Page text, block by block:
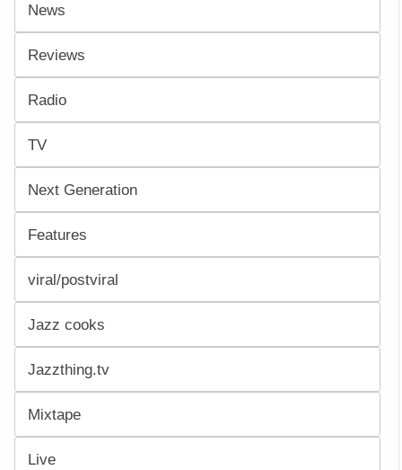
News
Reviews
Radio
TV
Next Generation
Features
viral/postviral
Jazz cooks
Jazzthing.tv
Mixtape
Live